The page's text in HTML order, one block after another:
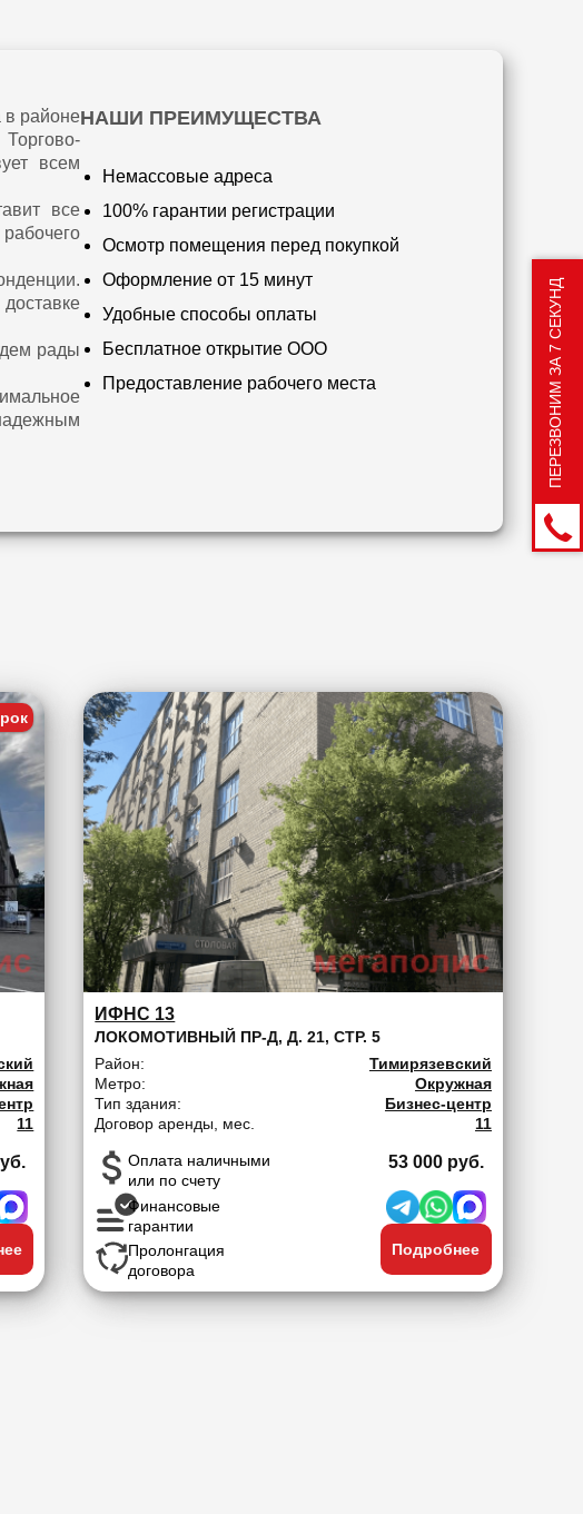
в районе
всем
все
рады
НАШИ ПРЕИМУЩЕСТВА
Немассовые адреса
100% гарантии регистрации
Осмотр помещения перед покупкой
Оформление от 15 минут
Удобные способы оплаты
Бесплатное открытие ООО
Предоставление рабочего места
11
ИФНС 13
ЛОКОМОТИВНЫЙ ПР-Д, Д. 21, СТР. 5
Район:
Тимирязевский
Метро:
Окружная
Тип здания:
Бизнес-центр
Договор аренды, мес.
11
Оплата наличными
или по счету
Финансовые
гарантии
Пролонгация
договора
53 000 руб.
Подробнее
ПЕРЕЗВОНИМ ЗА 7 СЕКУНД